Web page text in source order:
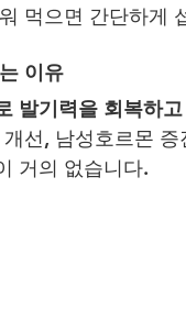
먹으면 간단하게
이유
발기력을 회복하
선, 남성호르몬
거의 없습니다.